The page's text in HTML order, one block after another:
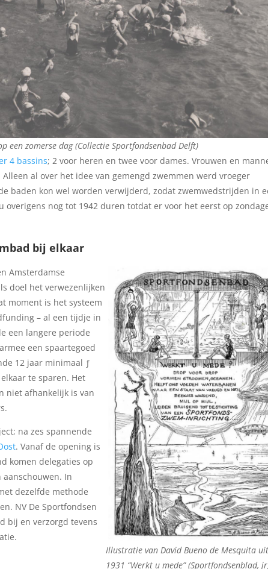
een zomerse dag (Collectie Sportfondsenbad Delft)
4 bassins; 2 voor heren en twee voor dames. Vrouwen en
al over het idee van gemengd zwemmen werd vroeger
baden kon wel worden verwijderd, zodat zwemwedstrijden in
overigens nog tot 1942 duren totdat er voor het eerst op
bij elkaar
Illustratie van David Bueno de Mesquita
1931 “Werkt u mede” (Sportfondsenblad,
Amsterdamse
doel het verwezenlijken
moment is het systeem
– al een tijdje in
een langere periode
een spaartegoed
12 jaar minimaal ƒ
te sparen. Het
niet afhankelijk is van
na zes spannende
. Vanaf de opening is
komen delegaties op
aanschouwen. In
dezelfde methode
NV De Sportfondsen
bij en verzorgd tevens